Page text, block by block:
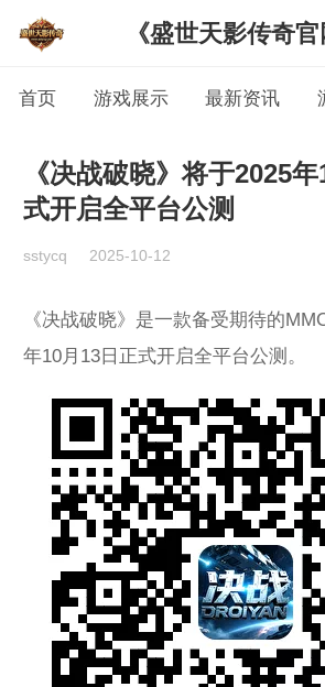
《盛世天影传奇官
首页 游戏展示 最新资讯
《决战破晓》将于2025
式开启全平台公测
sstycq 2025-10-12
《决战破晓》是一款备受期待的
年10月13日正式开启全平台公测。